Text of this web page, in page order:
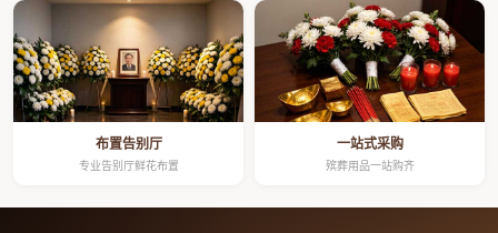
布置告别厅
专业告别厅鲜花布置
一站式采购
殡葬用品一站购齐